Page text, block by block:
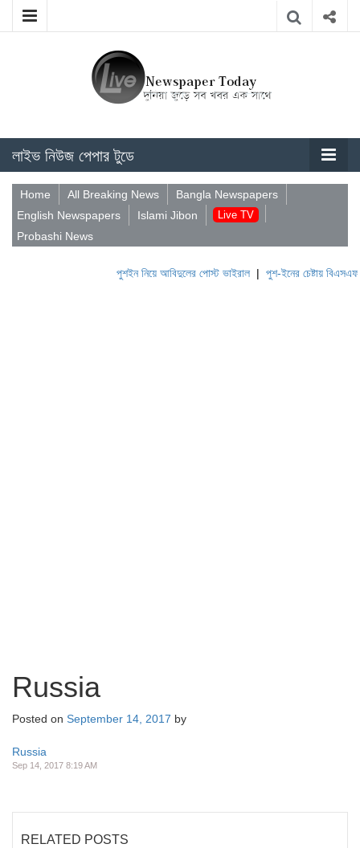
লাইভ নিউজ পেপার টুডে
Home All Breaking News
Bangla Newspapers
English Newspapers
Islami Jibon Live TV
Probashi News
পুশইন নিয়ে আবিদুলের পোস্ট ভাইরাল|পুশ-ইনের চেষ্টায় বিএসএফ,
Russia
Posted on September 14, 2017 by
Russia
Sep 14, 2017 8:19 AM
RELATED POSTS